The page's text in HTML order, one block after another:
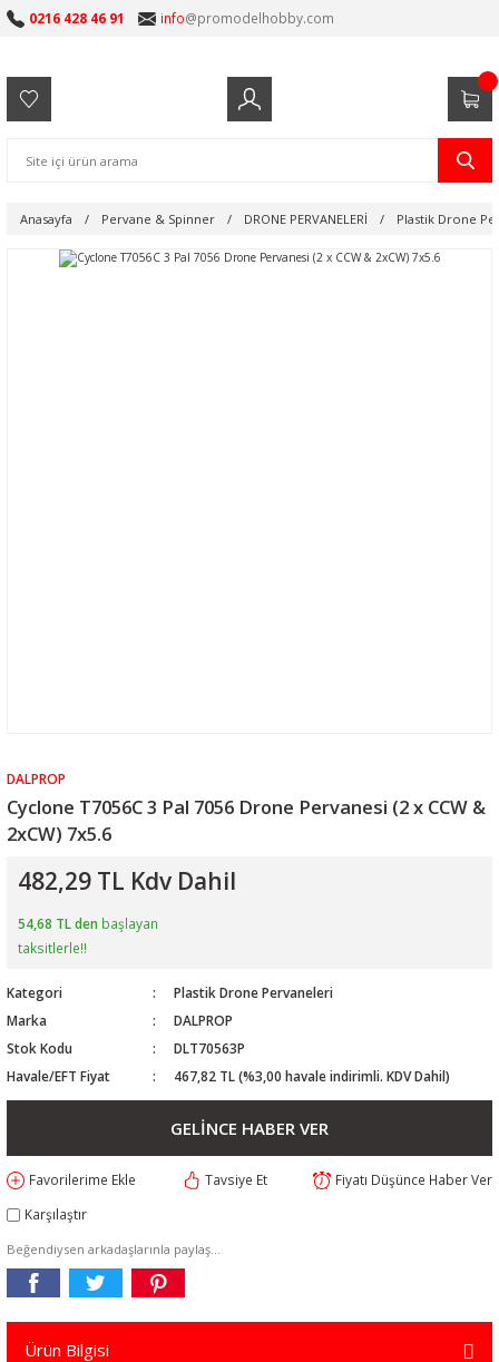
0216 428 46 91 info@promodelhobby.com
Anasayfa Pervane & Spinner DRONE PERVANELERİ Plastik Drone
DALPROP
Cyclone T7056C 3 Pal 7056 Drone Pervanesi (2 x CCW &
2xCW) 7x5.6
482,29 TL Kdv Dahil
54,68 TL den başlayan
taksitlerle!!
Kategori
Plastik Drone Pervaneleri
Marka
DALPROP
Stok Kodu
DLT70563P
Havale/EFT Fiyat
467,82 TL (%3,00 havale indirimli. KDV Dahil)
GELİNCE HABER VER
Tavsiye Et
Fiyatı Düşünce Haber Ver
Karşılaştır
Beğendiysen arkadaşlarınla paylaş...
Ürün Bilgisi